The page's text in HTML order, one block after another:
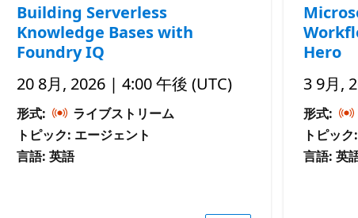
Building Serverless
Knowledge Bases with
Foundry IQ
20 8月, 2026 | 4:00 午後 (UTC)
形式:
ライブストリーム
トピック: エージェント
言語: 英語
Hero
3 9月,
形式:
トピッ
言語: 英